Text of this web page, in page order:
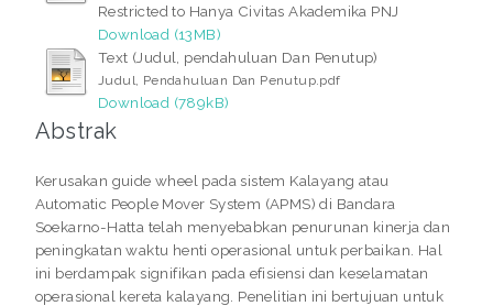
Restricted to Hanya Civitas Akademika PNJ
Download (13MB)
Text (Judul, pendahuluan Dan Penutup)
Judul, Pendahuluan Dan Penutup.pdf
Download (789kB)
Abstrak
Kerusakan guide wheel pada sistem Kalayang atau
Automatic People Mover System (APMS) di Bandara
Soekarno-Hatta telah menyebabkan penurunan kinerja dan
peningkatan waktu henti operasional untuk perbaikan. Hal
ini berdampak signifikan pada efisiensi dan keselamatan
operasional kereta kalayang. Penelitian ini bertujuan untuk